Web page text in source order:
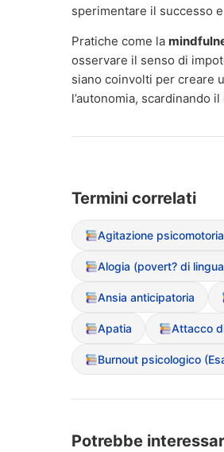
sperimentare il successo
Pratiche come la
osservare il senso di
siano coinvolti per creare
l’autonomia, scardinando
Termini correlati
Agitazione psicomotoria
Alogia (povert? di
Ansia anticipatoria
Apatia Attacco
Potrebbe